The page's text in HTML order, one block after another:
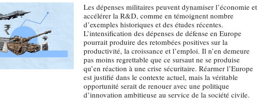
Les dépenses militaires peuvent dynamiser l’économie et
accélérer la R&D, comme en témoignent nombre
d’exemples historiques et des études récentes.
L’intensification des dépenses de défense en Europe
pourrait produire des retombées positives sur la
productivité, la croissance et l’emploi. Il n’en demeure
pas moins regrettable que ce sursaut ne se produise
qu’en réaction à une crise sécuritaire. Réarmer l’Europe
est justifié dans le contexte actuel, mais la véritable
opportunité serait de renouer avec une politique
d’innovation ambitieuse au service de la société civile.